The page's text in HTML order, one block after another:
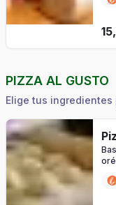
PIZZA AL GUSTO
Elige tus ingredientes